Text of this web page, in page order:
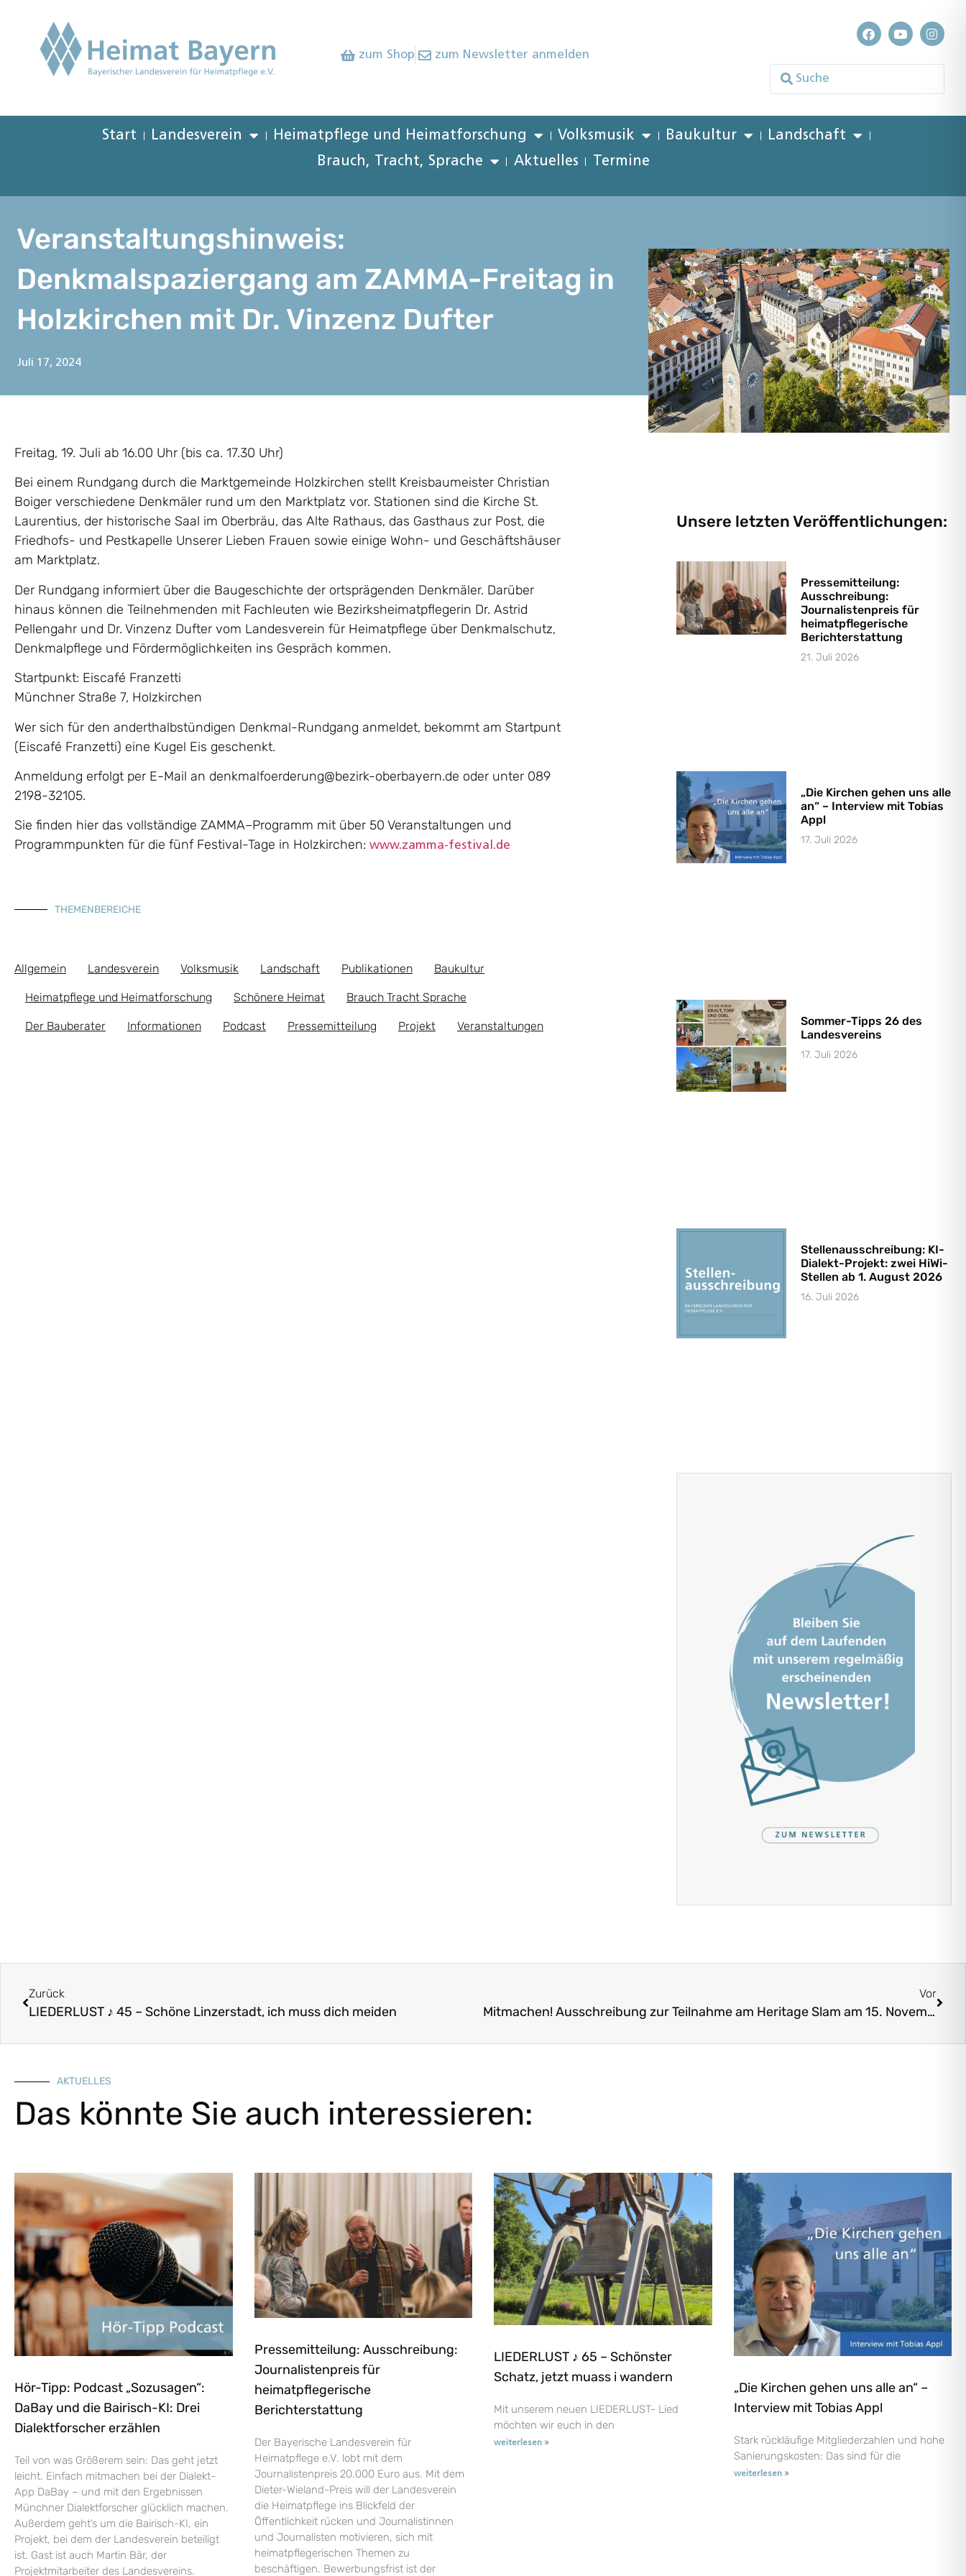
zum Shop zum Newsletter anmelden
Start Landesverein Heimatpflege und Heimatforschung Volksmusik Baukultur
Landschaft
Brauch, Tracht, Sprache
Aktuelles Termine
Veranstaltungshinweis:
Denkmalspaziergang am ZAMMA-Freitag in
Holzkirchen mit Dr. Vinzenz Dufter
Juli 17, 2024
Freitag, 19. Juli ab 16.00 Uhr (bis ca. 17.30 Uhr)
Bei einem Rundgang durch die Marktgemeinde Holzkirchen stellt Kreisbaumeister Christian
Boiger verschiedene Denkmäler rund um den Marktplatz vor. Stationen sind die Kirche St.
Laurentius, der historische Saal im Oberbräu, das Alte Rathaus, das Gasthaus zur Post, die
Friedhofs- und Pestkapelle Unserer Lieben Frauen sowie einige Wohn- und Geschäftshäuser
am Marktplatz.
Der Rundgang informiert über die Baugeschichte der ortsprägenden Denkmäler. Darüber
hinaus können die Teilnehmenden mit Fachleuten wie Bezirksheimatpflegerin Dr. Astrid
Pellengahr und Dr. Vinzenz Dufter vom Landesverein für Heimatpflege über Denkmalschutz,
Denkmalpflege und Fördermöglichkeiten ins Gespräch kommen.
Startpunkt: Eiscafé Franzetti
Münchner Straße 7, Holzkirchen
Wer sich für den anderthalbstündigen Denkmal-Rundgang anmeldet, bekommt am Startpunt
(Eiscafé Franzetti) eine Kugel Eis geschenkt.
Anmeldung erfolgt per E-Mail an denkmalfoerderung@bezirk-oberbayern.de oder unter 089
2198-32105.
Sie finden hier das vollständige ZAMMA–Programm mit über 50 Veranstaltungen und
Programmpunkten für die fünf Festival-Tage in Holzkirchen: www.zamma-festival.de
THEMENBEREICHE
Allgemein Landesverein Volksmusik Landschaft Publikationen Baukultur
Heimatpflege und Heimatforschung Schönere Heimat Brauch Tracht Sprache
Der Bauberater Informationen Podcast Pressemitteilung Projekt Veranstaltungen
Unsere letzten Veröffentlichungen:
Pressemitteilung:
Ausschreibung:
Journalistenpreis für
heimatpflegerische
Berichterstattung
21. Juli 2026
„Die Kirchen gehen uns alle
an“ – Interview mit Tobias
Appl
17. Juli 2026
Sommer-Tipps 26 des
Landesvereins
17. Juli 2026
Stellenausschreibung: KI-
Dialekt-Projekt: zwei HiWi-
Stellen ab 1. August 2026
16. Juli 2026
Zurück
LIEDERLUST ♪ 45 – Schöne Linzerstadt, ich muss dich meiden
Vor
Mitmachen! Ausschreibung zur Teilnahme am Heritage Slam am 15. November in Krumbach
AKTUELLES
Das könnte Sie auch interessieren:
Hör-Tipp: Podcast „Sozusagen“:
DaBay und die Bairisch-KI: Drei
Dialektforscher erzählen
Teil von was Größerem sein: Das geht jetzt
leicht. Einfach mitmachen bei der Dialekt-
App DaBay – und mit den Ergebnissen
Münchner Dialektforscher glücklich machen.
Außerdem geht’s um die Bairisch-KI, ein
Projekt, bei dem der Landesverein beteiligt
ist. Gast ist auch Martin Bär, der
Projektmitarbeiter des Landesvereins.
Pressemitteilung: Ausschreibung:
Journalistenpreis für
heimatpflegerische
Berichterstattung
Der Bayerische Landesverein für
Heimatpflege e.V. lobt mit dem
Journalistenpreis 20.000 Euro aus. Mit dem
Dieter-Wieland-Preis will der Landesverein
die Heimatpflege ins Blickfeld der
Öffentlichkeit rücken und Journalistinnen
und Journalisten motivieren, sich mit
heimatpflegerischen Themen zu
beschäftigen. Bewerbungsfrist ist der
LIEDERLUST ♪ 65 – Schönster
Schatz, jetzt muass i wandern
Mit unserem neuen LIEDERLUST- Lied
möchten wir euch in den
weiterlesen »
„Die Kirchen gehen uns alle an“ –
Interview mit Tobias Appl
Stark rückläufige Mitgliederzahlen und hohe
Sanierungskosten: Das sind für die
weiterlesen »